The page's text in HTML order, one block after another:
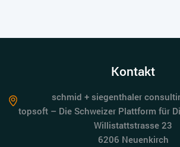
Kontakt
schmid + siegenthaler
topsoft – Die Schweizer Plattform für
Willistattstrasse 23
6206 Neuenkirch